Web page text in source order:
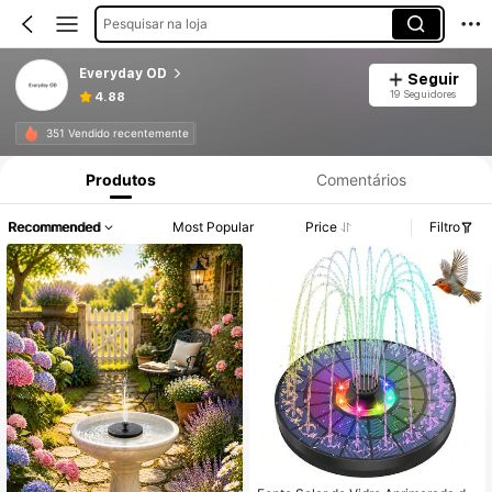
Pesquisar na loja
Everyday OD
4.88
Seguir
19 Seguidores
351 Vendido recentemente
Produtos Comentários
Recommended Most Popular Price Filtro